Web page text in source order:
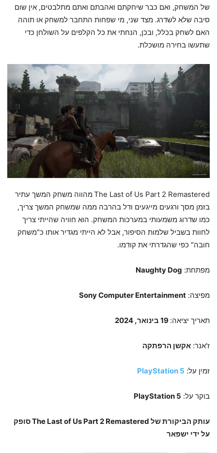
של המשחק, ואם כבר שיחקתם ואהבתם ואתם מתלבטים, אין שום
סיבה שלא לשדרג. מצד שני, מי שפחות התחבר למשחק או תוהה
האם לשחק בכלל, ובכן, הנחתי את כל הקלפים על השולחן כדי
שתעשו בחירה מושכלת.
The Last of Us Part 2 Remasteredמהווה משחק המשך עתיר
בזמן מסך ורגעים מייגעים ודל בהרבה ממה שמשחק המשך צריך,
כמו שדרוג משמעותי במערכות המשחק. הוא חוויה שהייתי צריך
לחוות בשביל שלמות הסיפור, אבל לא הייתי מגדיר אותו כ"משחק
חובה" כפי שהגדרתי את קודמו.
מפתחת: Naughty Dog
מפיצה: Sony Computer Entertainment
תאריך יציאה:
ז'אנר: אקשן הרפתקה
זמין על: PlayStation 5
בוקר על: PlayStation 5
עותק הביקורת של The Last of Us Part 2 Remastered סופק
על ידי ישפאר